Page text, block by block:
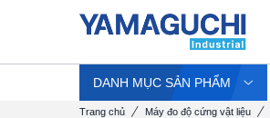
DANH MỤC SẢN PHẨM
Trang chủ Máy đo độ cứng vật liệu